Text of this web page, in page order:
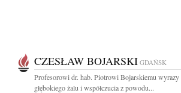
CZESŁAW BOJARSKI GDAŃSK
Profesorowi dr. hab. Piotrowi Bojarskiemu wyrazy
głębokiego żalu i współczucia z powodu...